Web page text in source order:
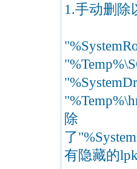
1.手动删除
除
了
有隐藏的